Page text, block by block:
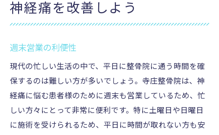
神経痛を改善しよう
週末営業の利便性
現代の忙しい生活の中で、平日に整骨院に通う時間を確
保するのは難しい方が多いでしょう。寺庄整骨院は、神
経痛に悩む患者様のために週末も営業しているため、忙
しい方々にとって非常に便利です。特に土曜日や日曜日
に施術を受けられるため、平日に時間が取れない方も安